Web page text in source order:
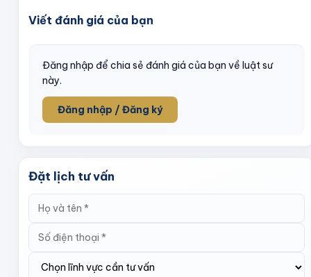
Viết đánh giá của bạn
Đăng nhập để chia sẻ đánh giá của bạn về luật sư
này.
Đăng nhập / Đăng ký
Đặt lịch tư vấn